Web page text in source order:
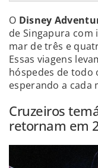
O Disney
de Singapura
mar de três e
Essas viagens
hóspedes de todo
esperando a cada
Cruzeiros
retornam em